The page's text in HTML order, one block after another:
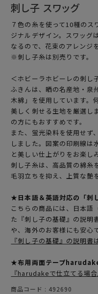
刺し子 スワッグ
７色の糸を使って10種のス
ジナルデザイン。スワッグ
なるので、花束のアレンジ
※刺し子糸は別売りです。
＜ホビーラホビーレの刺し
ふきんは、晒の名産地・泉
木綿」を使用しています。
美しく刺せる生地を厳選し
の方にもおすすめです。
また、蛍光染料を使用せず
しました。図案の印刷線は
と美しい仕上がりをお楽し
刺し子糸は、高品質の綿糸
毛羽立ちを抑え、上質な艶
★日本語＆英語対応の「刺
こちらの商品には、日本語
た『刺し子の基礎』の説明
や、海外のお客様にも安心で
『刺し子の基礎』の説明書
★布用両面テープ
『harudakeで仕立てる場
商品コード 492690